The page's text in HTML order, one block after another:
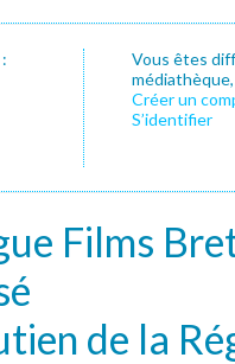
Vous êtes
Créer un
S’identifier
Films
de la